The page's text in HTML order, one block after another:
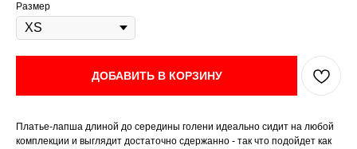
Размер
ДОБАВИТЬ В КОРЗИНУ
Платье-лапша длиной до середины голени идеально сидит на любой
комплекции и выглядит достаточно сдержанно - так что подойдет как